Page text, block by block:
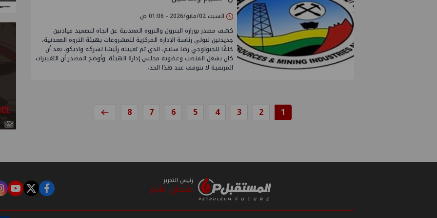
السبت 02/مايو/2026 - 01:06 ص
كشف مصدر بوزارة البترول والثروة المعدنية عن اتجاه لتصعيد قيادتين
جديدتين لتولي رئاسة الإدارة المركزية للمشروعات بهيئة الثروة المعدنية،
خلفًا للجيولوجي رضا سليم، الذي تم تعيينه رئيسًا لشركة واديكو، بعد أن
كان يشغل المنصب وعضوية مجلس إدارة الهيئة. وأوضح المصدر أن التغييرات
المرتقبة لا تتوقف عند هذا الحد،
1
2
3
4
5
6
7
8
رئيس التحرير
عثمان علام facebook
twitter